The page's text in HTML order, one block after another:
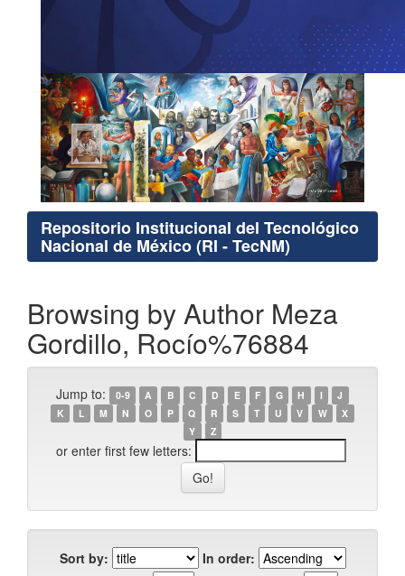
Repositorio Institucional del Tecnológico
Nacional de México (RI - TecNM)
Browsing by Author Meza
Gordillo, Rocío%76884
Jump to: 0-9 A B C D E F G H I
J
K
L M N O P Q R S T U V W
X
Y
Z
or enter first few letters:
Sort by:
In order: